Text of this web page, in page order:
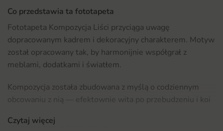
Co przedstawia ta fototapeta
Fototapeta Kompozycja Liści przyciąga uwagę
dopracowanym kadrem i dekoracyjny charakterem. Motyw
został opracowany tak, by harmonijnie współgrał z
meblami, dodatkami i światłem.
Kompozycja została zbudowana z myślą o codziennym
obcowaniu z nią — efektownie wita po przebudzeniu i koi
centralny ściany akcentowej.
Czytaj więcej